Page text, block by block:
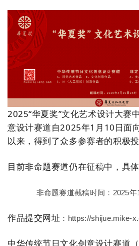
2025“华夏奖”文化艺术设计大赛
意设计赛道自2025年1月10日面
以来，得到了众多参赛者的积极投
目前非命题赛道仍在征稿中，具
非命题赛道截稿时间：2025
作品提交网址 ：https://shijue.mike-
中华传统节日文化创意设计赛道